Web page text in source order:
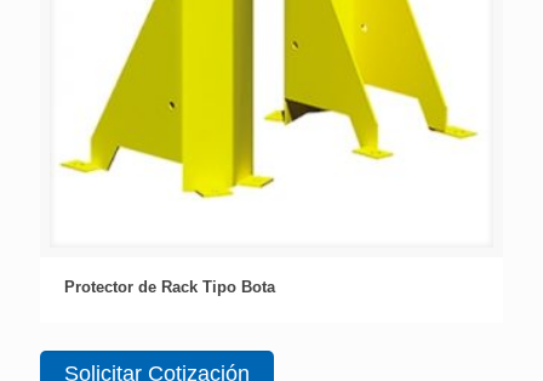
Protector de Rack Tipo Bota
Solicitar Cotización